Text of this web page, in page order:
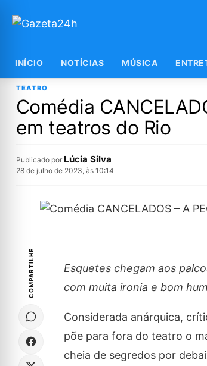
INÍCIO NOTÍCIAS MÚSICA
TEATRO
Comédia
em teatros do Rio
Publicado por Lúcia Silva
28 de julho de 2023, às 10:14
COMPARTILHE
Esquetes chegam aos
com muita ironia e bom
Considerada anárquica,
põe para fora do teatro o
cheia de segredos por